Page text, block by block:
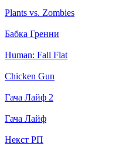
Plants vs. Zombies
Бабка Гренни
Human: Fall Flat
Chicken Gun
Гача Лайф 2
Гача Лайф
Некст РП